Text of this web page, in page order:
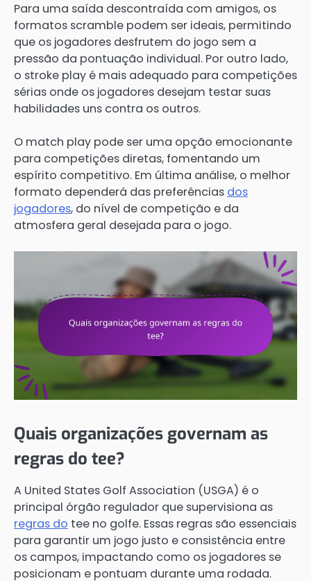
Para uma saída descontraída com amigos, os
formatos scramble podem ser ideais, permitindo
que os jogadores desfrutem do jogo sem a
pressão da pontuação individual. Por outro lado,
o stroke play é mais adequado para competições
sérias onde os jogadores desejam testar suas
habilidades uns contra os outros.
O match play pode ser uma opção emocionante
para competições diretas, fomentando um
espírito competitivo. Em última análise, o melhor
formato dependerá das preferências dos
jogadores, do nível de competição e da
atmosfera geral desejada para o jogo.
Quais organizações governam as
regras do tee?
A United States Golf Association (USGA) é o
principal órgão regulador que supervisiona as
regras do tee no golfe. Essas regras são essenciais
para garantir um jogo justo e consistência entre
os campos, impactando como os jogadores se
posicionam e pontuam durante uma rodada.